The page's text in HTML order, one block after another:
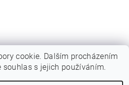
Dogfoodanalysis.com
cookie. Dalším procházením
s jejich používáním.